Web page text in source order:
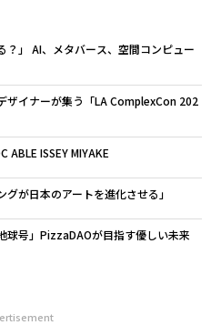
？」 AI、メタバース、空間コンピュー
ザイナーが集う「LA ComplexCon 202
ABLE ISSEY MIYAKE
が日本のアートを進化させる」
球号」PizzaDAOが目指す優しい未来